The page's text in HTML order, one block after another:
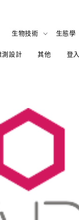
生物技術 生態學
測設計 其他 登入